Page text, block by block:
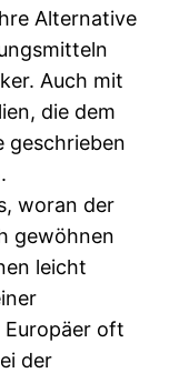
Alternative
Auch mit
die dem
geschrieben
woran der
gewöhnen
leicht
oft
der